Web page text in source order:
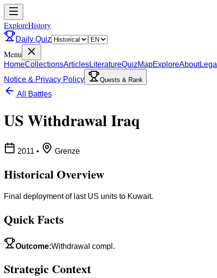
ExploreHistory
Daily Quiz
Menu
HomeCollectionsArticlesLiteratureQuizMapExploreAbout
Notice & Privacy Policy
Quests & Rank
All Battles
US Withdrawal Iraq
2011 • Grenze
Historical Overview
Final deployment of last US units to Kuwait.
Quick Facts
Outcome:Withdrawal compl.
Strategic Context